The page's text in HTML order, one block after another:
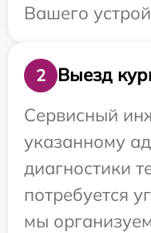
Вашего
2
Выезд
Сервисный
указанному
диагностики
потребуется
мы